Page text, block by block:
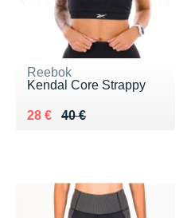
Reebok
Kendal Core Strappy
40 €
Au lieu de 40 €
28 €
Vendu 28 €